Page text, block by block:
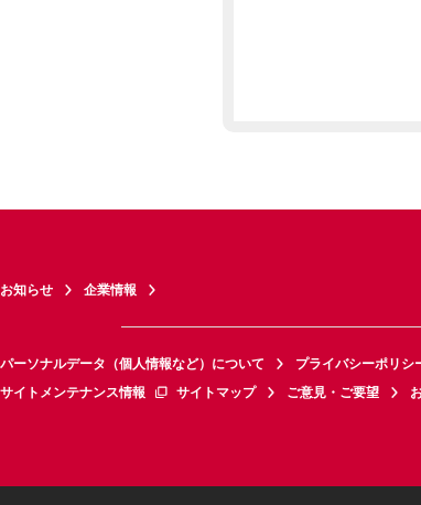
お知らせ 企業情報
パーソナルデータ（個人情報など）について プライバシーポリシ
サイトメンテナンス情報
サイトマップ ご意見・ご要望